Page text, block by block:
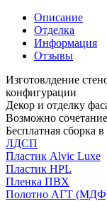
Описание
Отделка
Информация
Отзывы
Изготовлдение
конфигурации
Декор и отделку
Возможно
Бесплатная сборка
ЛДСП
Пластик Alvic Luxe
Пластик HPL
Пленка ПВХ
Полотно АГТ